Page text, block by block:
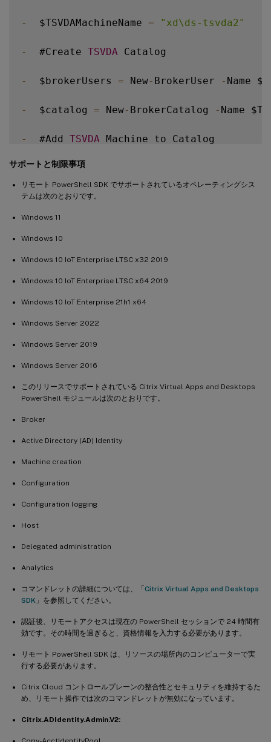
-
  $TSVDAMachineName
= "xd\ds-tsvda2"
-
  #Create
TSVDA Catalog
-
  $brokerUsers
= New- BrokerUser - Name
-
  $catalog
= New- BrokerCatalog - Name
-
  #Add
TSVDA Machine to Catalog
    $BrokeredMachine
-
  #Create
new
-
  #Create notepad application
-
  New
- BrokerApplication
    New
-BrokerEntitlementPolicyRule
-
  New
-BrokerAccessPolicyRule
-
  New
- BrokerAppEntitlementPolicyRule
-
  Add
-BrokerMachine
サポートと制限事項
リモート PowerShell SDK でサポートされているオペレーティングシス
テムは次のとおりです。
Windows 11
Windows 10
Windows 10 IoT Enterprise LTSC x32 2019
Windows 10 IoT Enterprise LTSC x64 2019
Windows 10 IoT Enterprise 21h1 x64
Windows Server 2022
Windows Server 2019
Windows Server 2016
このリリースでサポートされている Citrix Virtual Apps and Desktops
PowerShell モジュールは次のとおりです。
Broker
Active Directory (AD) Identity
Machine creation
Configuration
Configuration logging
Host
Delegated administration
Analytics
コマンドレットの詳細については、「Citrix Virtual Apps and Desktops
SDK 」を参照してください。
認証後、リモートアクセスは現在の PowerShell セッションで 24 時間有
効です。その時間を過ぎると、資格情報を入力する必要があります。
リモート PowerShell SDK は、リソースの場所内のコンピューターで実
行する必要があります。
Citrix Cloud コントロールプレーンの整合性とセキュリティを維持するた
め、リモート操作では次のコマンドレットが無効になっています。
Citrix.ADIdentity.Admin.V2: